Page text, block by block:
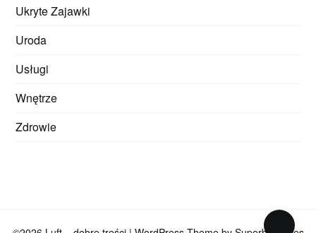
Ukryte Zajawki
Uroda
Usługi
Wnętrze
Zdrowie